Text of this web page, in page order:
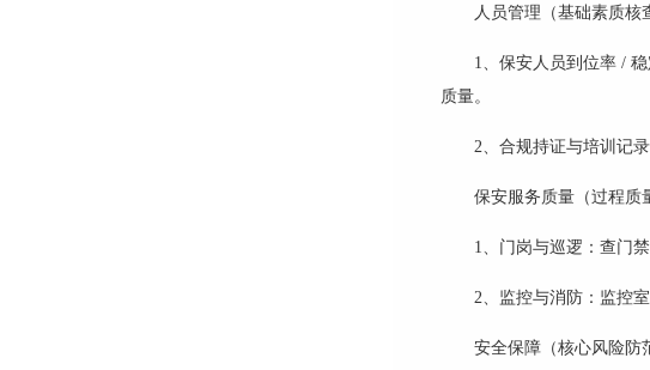
人员管理（基础素质核
1、保安人员到位率 /
质量。
2、 合规持证与培训记
保安服务质量（过程质
1、门岗与巡逻：查门
2、 监控与消防：监控室
安全保障（核心风险防